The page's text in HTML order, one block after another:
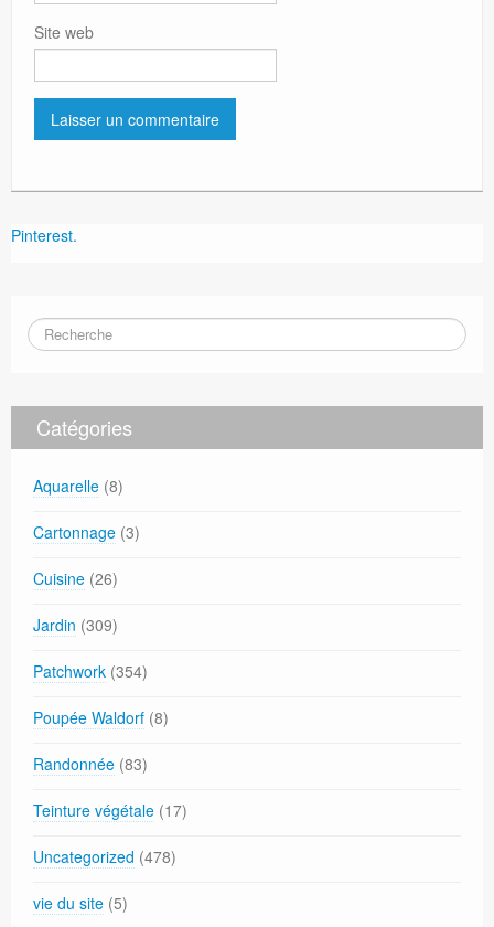
Site web
Pinterest.
Catégories
Aquarelle (8)
Cartonnage (3)
Cuisine (26)
Jardin (309)
Patchwork (354)
Poupée Waldorf (8)
Randonnée (83)
Teinture végétale (17)
Uncategorized (478)
vie du site (5)